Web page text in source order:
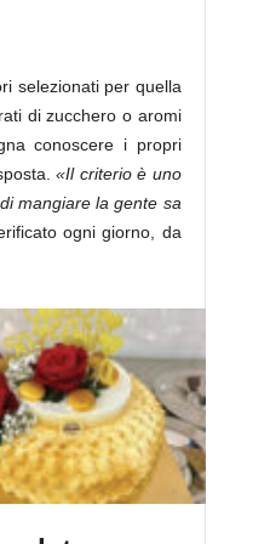
selezionati per quella
di zucchero o aromi
conoscere i propri
«Il criterio è uno
mangiare la gente sa
ogni giorno, da